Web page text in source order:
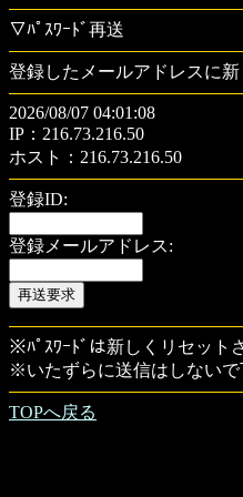
▽ﾊﾟｽﾜｰﾄﾞ再送
登録したメールアドレスに
2026/08/07 04:01:08
IP：216.73.216.50
ホスト：216.73.216.50
登録ID:
登録メールアドレス:
※ﾊﾟｽﾜｰﾄﾞは新しくリセット
※いたずらに送信はしないで
TOPへ戻る